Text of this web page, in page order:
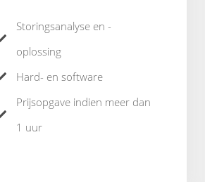
Storingsanalyse en -
oplossing
Hard- en software
Prijsopgave indien meer dan
1 uur